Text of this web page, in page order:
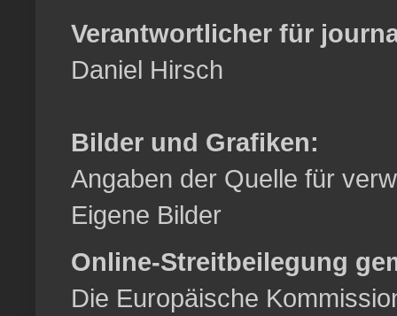
Verantwortlicher für
Daniel Hirsch
Bilder und Grafiken:
Angaben der Quelle für
Eigene Bilder
Online-Streitbeilegung
Die Europäische